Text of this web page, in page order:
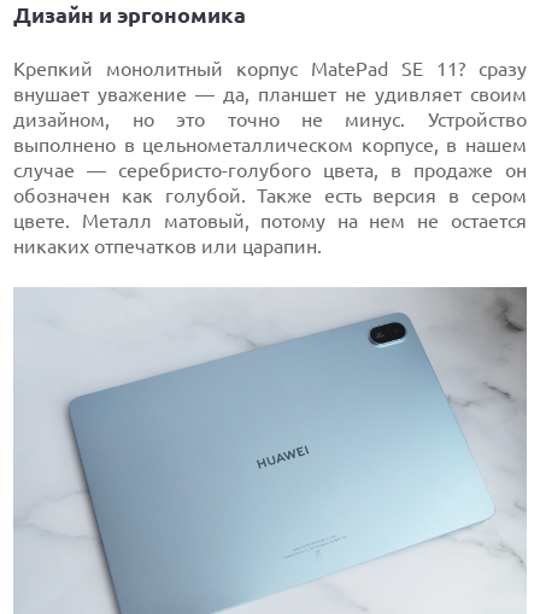
Дизайн и эргономика
Крепкий монолитный корпус MatePad SE 11? сразу
внушает уважение — да, планшет не удивляет своим
дизайном, но это точно не минус. Устройство
выполнено в цельнометаллическом корпусе, в нашем
случае — серебристо-голубого цвета, в продаже он
обозначен как голубой. Также есть версия в сером
цвете. Металл матовый, потому на нем не остается
никаких отпечатков или царапин.